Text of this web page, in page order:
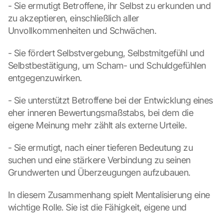
- Sie ermutigt Betroffene, ihr Selbst zu erkunden und
zu akzeptieren, einschließlich aller
Unvollkommenheiten und Schwächen.
- Sie fördert Selbstvergebung, Selbstmitgefühl und
Selbstbestätigung, um Scham- und Schuldgefühlen
entgegenzuwirken.
- Sie unterstützt Betroffene bei der Entwicklung eines
eher inneren Bewertungsmaßstabs, bei dem die
eigene Meinung mehr zählt als externe Urteile.
- Sie ermutigt, nach einer tieferen Bedeutung zu
suchen und eine stärkere Verbindung zu seinen
Grundwerten und Überzeugungen aufzubauen.
In diesem Zusammenhang spielt Mentalisierung eine
wichtige Rolle. Sie ist die Fähigkeit, eigene und